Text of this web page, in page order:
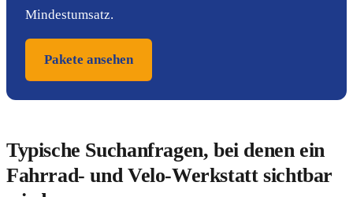
Mindestumsatz.
Pakete ansehen
Typische Suchanfragen, bei denen ein
Fahrrad- und Velo-Werkstatt sichtbar